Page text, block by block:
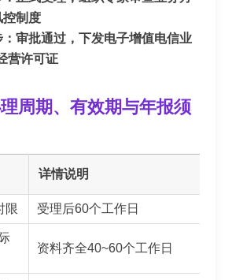
控制度
：审批通过，下发电子增值电信业
营许可证
周期、有效期与年报须
详情说明
限 受理后60个工作日
资料齐全40~60个工作日